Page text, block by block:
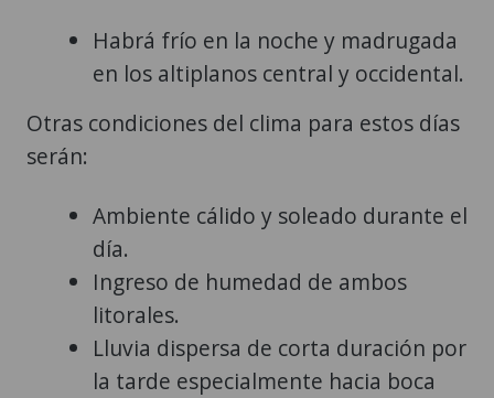
Habrá frío en la noche y madrugada
en los altiplanos central y occidental.
Otras condiciones del clima para estos días
serán:
Ambiente cálido y soleado durante el
día.
Ingreso de humedad de ambos
litorales.
Lluvia dispersa de corta duración por
la tarde especialmente hacia boca